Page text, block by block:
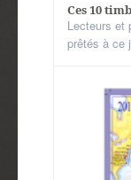
Ces 10
Lecteurs et
prêtés à ce